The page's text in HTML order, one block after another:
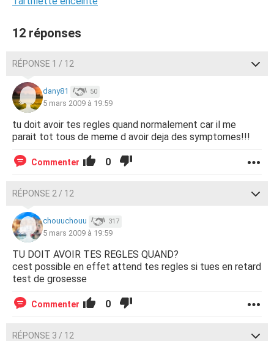
12 réponses
RÉPONSE 1 / 12
dany81 50
5 mars 2009 à 19:59
tu doit avoir tes regles quand normalement car il me
parait tot tous de meme d avoir deja des symptomes!!!
Commenter 0
RÉPONSE 2 / 12
chouuchouu 317
5 mars 2009 à 19:59
TU DOIT AVOIR TES REGLES QUAND?
cest possible en effet attend tes regles si tues en retard
test de grosesse
Commenter 0
RÉPONSE 3 / 12